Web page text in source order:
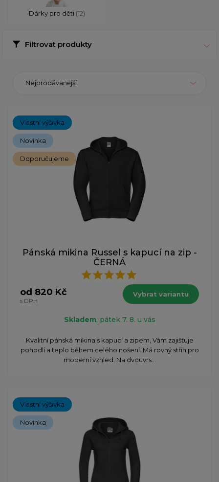
Dárky pro děti (12)
Filtrovat produkty
Nejprodávanější
Vlastní výšivka
Novinka
Doporučujeme
Pánská mikina Russel s kapucí na zip -
ČERNÁ
od 820 Kč
s DPH
Vybrat variantu
Skladem, pátek 7. 8. u vás
Kvalitní pánská mikina s kapucí a zipem, Vám zajišťuje
pohodlí a teplo během celého nošení. Má rovný střih pro
moderní vzhled. Na dvouvrs...
Vlastní výšivka
Novinka